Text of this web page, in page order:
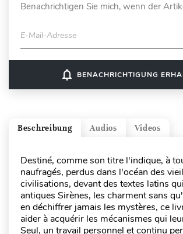
Benachrichtigen Sie mich, wenn der
E-Mail-Adresse
notifications_none BENACHRICHTIGUNG
Videos
Audios
Beschreibung
Destiné, comme son titre l'indique, à
naufragés, perdus dans l'océan des
civilisations, devant des textes latins
antiques Sirènes, les charment sans
en déchiffrer jamais les mystères, ce
aider à acquérir les mécanismes qui
Seul, un travail personnel et continu